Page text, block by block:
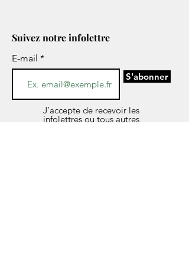
Suivez notre infolettre
E-mail
S'abonner
J’accepte de recevoir les
infolettres ou tous autres